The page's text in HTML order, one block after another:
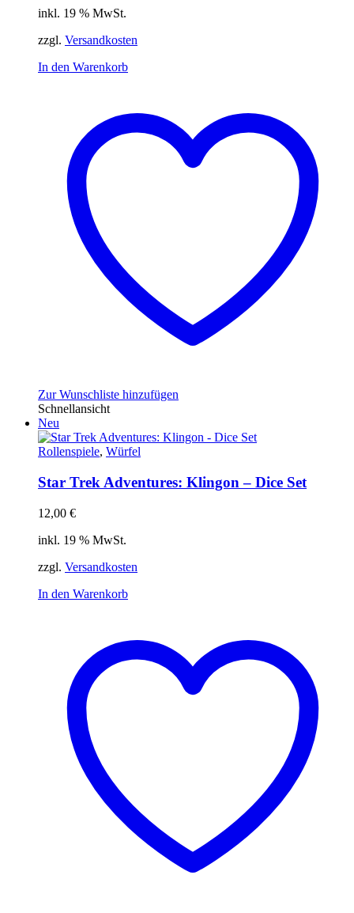
inkl. 19 % MwSt.
zzgl. Versandkosten
In den Warenkorb
Zur Wunschliste hinzufügen
Schnellansicht
Neu
Rollenspiele, Würfel
Star Trek Adventures: Klingon – Dice Set
12,00 €
inkl. 19 % MwSt.
zzgl. Versandkosten
In den Warenkorb